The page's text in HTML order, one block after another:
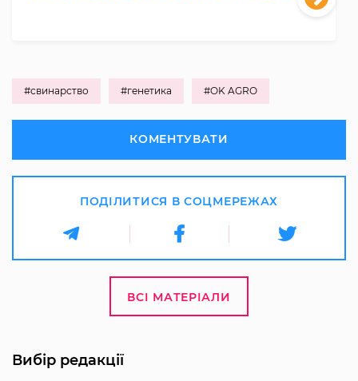
#свинарство #генетика #OK AGRO
КОМЕНТУВАТИ
ПОДІЛИТИСЯ В СОЦМЕРЕЖАХ
ВСІ МАТЕРІАЛИ
Вибір редакції